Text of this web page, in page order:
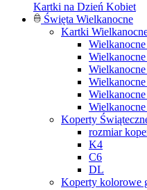
Kartki na Dzień Kobiet
Święta Wielkanocne
Kartki
Koperty
rozmiar
K4
C6
DL
Koperty kolorowe